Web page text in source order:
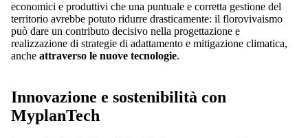
economici e produttivi che una puntuale e corretta gestione del
territorio avrebbe potuto ridurre drasticamente: il florovivaismo
può dare un contributo decisivo nella progettazione e
realizzazione di strategie di adattamento e mitigazione climatica,
anche attraverso le nuove tecnologie.
Innovazione e sostenibilità con
MyplanTech